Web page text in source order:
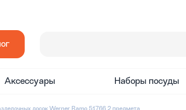
Аксессуары Наборы посуды